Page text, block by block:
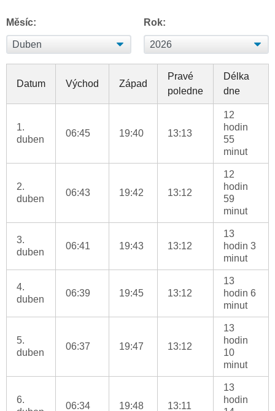
Měsíc: Rok:
Datum Východ Západ
Pravé
poledne
Délka
dne
1.
duben
06:45 19:40 13:13
12
hodin
55
minut
2.
duben
06:43 19:42 13:12
12
hodin
59
minut
3.
duben
06:41 19:43 13:12
13
hodin 3
minut
4.
duben
06:39 19:45 13:12
13
hodin 6
minut
5.
duben
06:37 19:47 13:12
13
hodin
10
minut
6.
06:34 19:48 13:11
13
hodin